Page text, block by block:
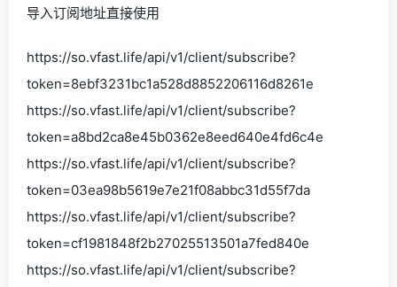
导入订阅地址直接使用
https://so.vfast.life/api/v1/client/subscribe?
token=8ebf3231bc1a528d8852206116d8261e
https://so.vfast.life/api/v1/client/subscribe?
token=a8bd2ca8e45b0362e8eed640e4fd6c4e
https://so.vfast.life/api/v1/client/subscribe?
token=03ea98b5619e7e21f08abbc31d55f7da
https://so.vfast.life/api/v1/client/subscribe?
token=cf1981848f2b27025513501a7fed840e
https://so.vfast.life/api/v1/client/subscribe?